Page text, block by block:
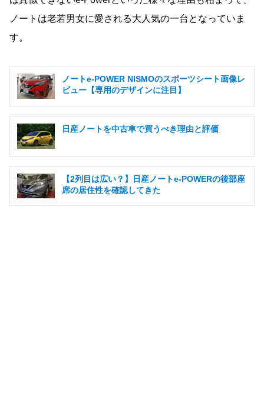
ノートは老若男女に愛される大人気の一台となっていま
す。
ノートe-POWER NISMOのスポーツシート画像レ
ビュー【専用のデザインに注目】
日産ノートを中古車で買うべき理由と評価
【2列目は広い？】日産ノートe-POWERの後部座
席の居住性を確認してきた